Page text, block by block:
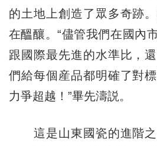
的土地上創造了眾多奇跡
在醞釀。“儘管我們在國內
跟國際最先進的水準比，
們給每個産品都明確了對
力爭超越！”畢先濤説。
這是山東國瓷的進階之